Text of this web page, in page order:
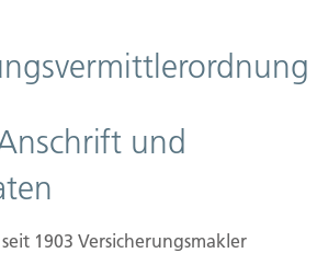
und
1903 Versicherungsmakler